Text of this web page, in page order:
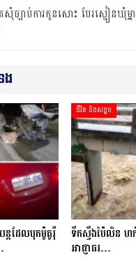
សុំច្បាប់ការកូនសោះ បែរស្មៀនឃុំម្ន
ង
ន្ត​ដែល​បុក​ម៉ូតូ​រ៉ឺ​
ជីវិត និងសង្គម
ទឹកស្ទឹងប៉ៃលិន ហ
អាជ្ញាធរ…